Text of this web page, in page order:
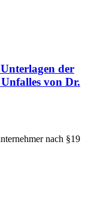
der
von Dr.
nach §19